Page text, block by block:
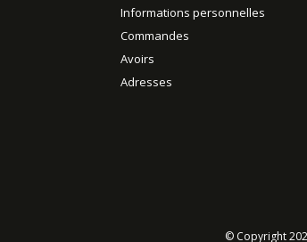
Informations personnelles
Commandes
Avoirs
Adresses
© Copyright